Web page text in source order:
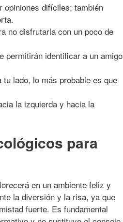
opiniones difíciles; también
no disfrutarla con un poco de
permitirán identificar a un amigo
lado, lo más probable es que
la izquierda y hacia la
para
en un ambiente feliz y
la diversión y la risa, ya que
fuerte. Es fundamental